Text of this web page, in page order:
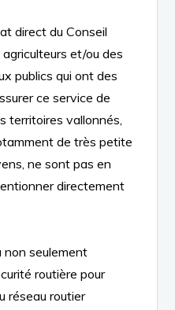
direct du Conseil
et/ou des
publics qui ont des
ce service de
territoires vallonnés,
de très petite
ne sont pas en
directement
non seulement
routière pour
réseau routier